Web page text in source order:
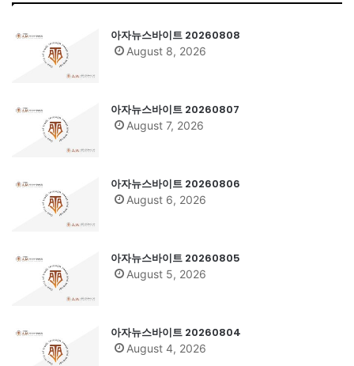
아자뉴스바이트 20260808
August 8, 2026
아자뉴스바이트 20260807
August 7, 2026
아자뉴스바이트 20260806
August 6, 2026
아자뉴스바이트 20260805
August 5, 2026
아자뉴스바이트 20260804
August 4, 2026